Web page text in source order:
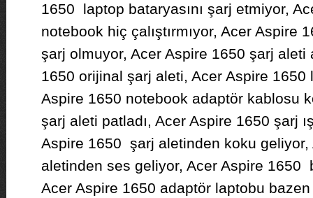
1650 laptop bataryasını şarj etmiyor,
notebook hiç çalıştırmıyor, Acer Aspire
şarj olmuyor, Acer Aspire 1650 şarj aleti
1650 orijinal şarj aleti, Acer Aspire
Aspire 1650 notebook adaptör kablosu
şarj aleti patladı, Acer Aspire 1650 şarj
Aspire 1650 şarj aletinden koku
aletinden ses geliyor, Acer Aspire 1650
Acer Aspire 1650 adaptör laptobu